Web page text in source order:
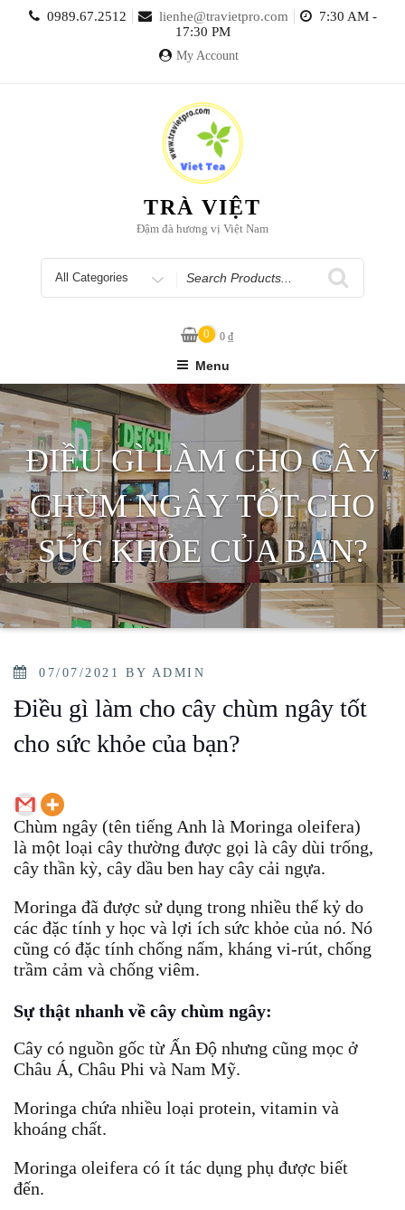
0989.67.2512 lienhe@travietpro.com
7:30 AM -
17:30 PM
My Account
TRÀ VIỆT
Đậm đà hương vị Việt Nam
Search
for
0 0₫
Menu
ĐIỀU GÌ LÀM CHO CÂY
CHÙM NGÂY TỐT CHO
SỨC KHỎE CỦA BẠN?
POSTED
07/07/2021 BY ADMIN
Điều gì làm cho cây chùm ngây tốt
cho sức khỏe của bạn?
Chùm ngây (tên tiếng Anh là Moringa oleifera)
là một loại cây thường được gọi là cây dùi trống,
cây thần kỳ, cây dầu ben hay cây cải ngựa.
Moringa đã được sử dụng trong nhiều thế kỷ do
các đặc tính y học và lợi ích sức khỏe của nó. Nó
cũng có đặc tính chống nấm, kháng vi-rút, chống
trầm cảm và chống viêm.
Sự thật nhanh về cây chùm ngây:
Cây có nguồn gốc từ Ấn Độ nhưng cũng mọc ở
Châu Á, Châu Phi và Nam Mỹ.
Moringa chứa nhiều loại protein, vitamin và
khoáng chất.
Moringa oleifera có ít tác dụng phụ được biết
đến.